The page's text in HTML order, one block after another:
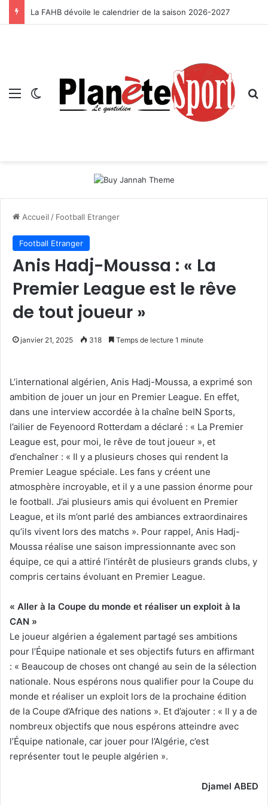
La FAHB dévoile le calendrier de la saison 2026-2027
Menu Switch skin
Accueil / Football Etranger
Football Etranger
Anis Hadj-Moussa : « La
Premier League est le rêve
de tout joueur »
janvier 21, 2025 318 Temps de lecture 1 minute
L’international algérien, Anis Hadj-Moussa, a exprimé son
ambition de jouer un jour en Premier League. En effet,
dans une interview accordée à la chaîne beIN Sports,
l’ailier de Feyenoord Rotterdam a déclaré : « La Premier
League est, pour moi, le rêve de tout joueur », et
d’enchaîner : « Il y a plusieurs choses qui rendent la
Premier League spéciale. Les fans y créent une
atmosphère incroyable, et il y a une passion énorme pour
le football. J’ai plusieurs amis qui évoluent en Premier
League, et ils m’ont parlé des ambiances extraordinaires
qu’ils vivent lors des matchs ». Pour rappel, Anis Hadj-
Moussa réalise une saison impressionnante avec son
équipe, ce qui a attiré l’intérêt de plusieurs grands clubs, y
compris certains évoluant en Premier League.
« Aller à la Coupe du monde et réaliser un exploit à la
CAN »
Le joueur algérien a également partagé ses ambitions
pour l’Équipe nationale et ses objectifs futurs en affirmant
: « Beaucoup de choses ont changé au sein de la sélection
nationale. Nous espérons nous qualifier pour la Coupe du
monde et réaliser un exploit lors de la prochaine édition
de la Coupe d’Afrique des nations ». Et d’ajouter : « Il y a de
nombreux objectifs que nous espérons atteindre avec
l’Équipe nationale, car jouer pour l’Algérie, c’est
représenter tout le peuple algérien ».
Djamel ABED